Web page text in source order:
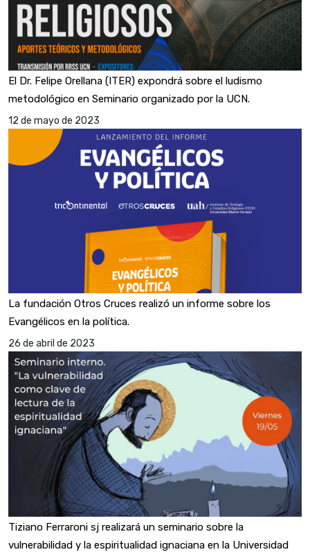
El Dr. Felipe Orellana (ITER) expondrá sobre el ludismo
metodológico en Seminario organizado por la UCN.
12 de mayo de 2023
La fundación Otros Cruces realizó un informe sobre los
Evangélicos en la política.
26 de abril de 2023
Tiziano Ferraroni sj realizará un seminario sobre la
vulnerabilidad y la espiritualidad ignaciana en la Universidad